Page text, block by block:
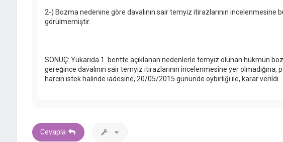
2-) Bozma nedenine göre davalının sair temyiz itirazlarının incelenmesine
görülmemiştir.
SONUÇ: Yukarıda 1. bentte açıklanan nedenlerle temyiz olunan hükmün
gereğince davalının sair temyiz itirazlarının incelenmesine yer olmadığına,
harcın istek halinde iadesine, 20/05/2015 gününde oybirliği ile, karar verildi.
Cevapla